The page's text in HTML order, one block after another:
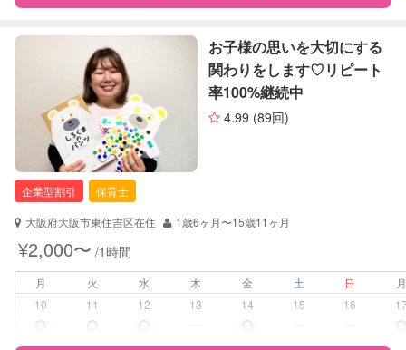
レッスン なし
お子様の撮影
（定期特典）
対応可能
特徴 料金 レビュー
サポートの特徴
資格
保育士
夜間対応
お泊まり保育
お子様の思いを大切にする
関わりをします♡リピート
率100%継続中
4.99 (89回)
企業型割引
保育士
大阪府大阪市東住吉区在住
1歳6ヶ月〜15歳11ヶ月
¥2,000〜 /1時間
月 火 水 木 金 土 日
10
11 12 13 14 15 16